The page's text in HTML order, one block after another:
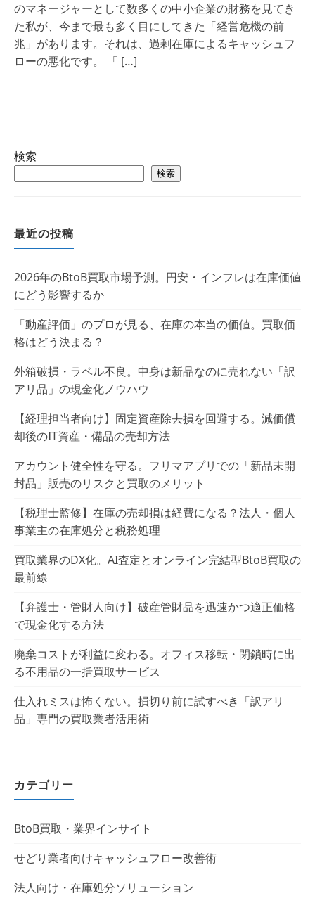
のマネージャーとして数多くの中小企業の財務を見てき
た私が、今まで最も多く目にしてきた「経営危機の前
兆」があります。それは、過剰在庫によるキャッシュフ
ローの悪化です。 「 […]
検索
検索
最近の投稿
2026年のBtoB買取市場予測。円安・インフレは在庫価値
にどう影響するか
「動産評価」のプロが見る、在庫の本当の価値。買取価
格はどう決まる？
外箱破損・ラベル不良。中身は新品なのに売れない「訳
アリ品」の現金化ノウハウ
【経理担当者向け】固定資産除去損を回避する。減価償
却後のIT資産・備品の売却方法
アカウント健全性を守る。フリマアプリでの「新品未開
封品」販売のリスクと買取のメリット
【税理士監修】在庫の売却損は経費になる？法人・個人
事業主の在庫処分と税務処理
買取業界のDX化。AI査定とオンライン完結型BtoB買取の
最前線
【弁護士・管財人向け】破産管財品を迅速かつ適正価格
で現金化する方法
廃棄コストが利益に変わる。オフィス移転・閉鎖時に出
る不用品の一括買取サービス
仕入れミスは怖くない。損切り前に試すべき「訳アリ
品」専門の買取業者活用術
カテゴリー
BtoB買取・業界インサイト
せどり業者向けキャッシュフロー改善術
法人向け・在庫処分ソリューション